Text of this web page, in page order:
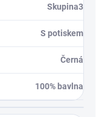
Skupina3
S potiskem
Černá
100% bavlna